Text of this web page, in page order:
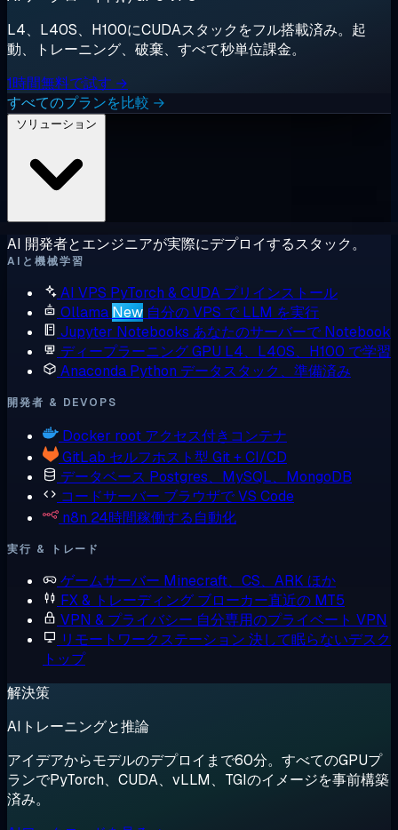
L4、L40S、H100にCUDAスタックをフル搭載済み。起
動、トレーニング、破棄、すべて秒単位課金。
1時間無料で試す →
すべてのプランを比較 →
AI 開発者とエンジニアが実際にデプロイするスタック。
AIと機械学習
AI VPS PyTorch & CUDA プリインストール
Ollama New 自分の VPS で LLM を実行
Jupyter Notebooks あなたのサーバーで Notebook
ディープラーニング GPU L4、L40S、H100 で学習
Anaconda Python データスタック、準備済み
開発者 & DEVOPS
Docker root アクセス付きコンテナ
GitLab セルフホスト型 Git + CI/CD
データベース Postgres、MySQL、MongoDB
コードサーバー ブラウザで VS Code
n8n 24時間稼働する自動化
実行 & トレード
ゲームサーバー Minecraft、CS、ARK ほか
FX & トレーディング ブローカー直近の MT5
VPN & プライバシー 自分専用のプライベート VPN
リモートワークステーション 決して眠らないデスク
トップ
解決策
AIトレーニングと推論
アイデアからモデルのデプロイまで60分。すべてのGPUプ
ランでPyTorch、CUDA、vLLM、TGIのイメージを事前構築
済み。